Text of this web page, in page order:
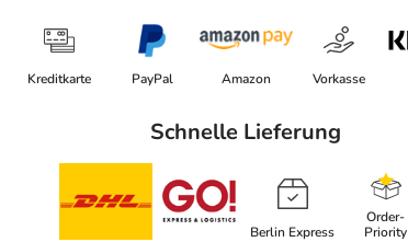
Kreditkarte PayPal Amazon Vorkasse
Schnelle Lieferung
Berlin Express
Order-
Priority